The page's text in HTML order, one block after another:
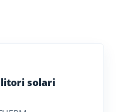
solari